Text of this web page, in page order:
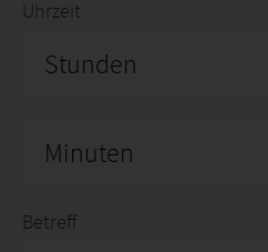
Uhrzeit
Stunden
Minuten
Betreff